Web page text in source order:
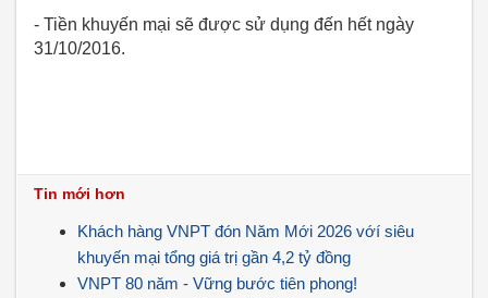
- Tiền khuyến mại sẽ được sử dụng đến hết ngày
31/10/2016.
Tin mới hơn
Khách hàng VNPT đón Năm Mới 2026 vớí siêu
khuyến mại tổng giá trị gần 4,2 tỷ đồng
VNPT 80 năm - Vững bước tiên phong!